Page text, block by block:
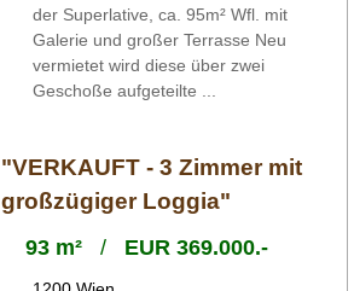
der Superlative, ca. 95m² Wfl. mit
Galerie und großer Terrasse Neu
vermietet wird diese über zwei
Geschoße aufgeteilte ...
"VERKAUFT - 3 Zimmer mit
großzügiger Loggia"
93 m²/ EUR 369.000.-